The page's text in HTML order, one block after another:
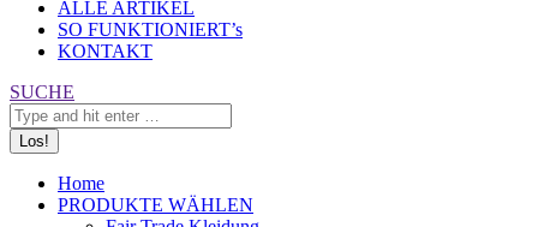
ALLE ARTIKEL
SO FUNKTIONIERT’s
KONTAKT
Search:
SUCHE
Home
PRODUKTE WÄHLEN